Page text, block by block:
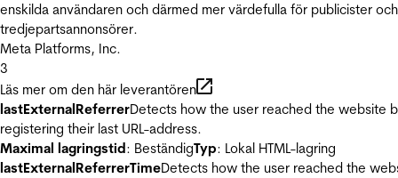
enskilda användaren och därmed mer värdefulla för publicister och
tredjepartsannonsörer.
Meta Platforms, Inc.
3
Läs mer om den här leverantören
lastExternalReferrerDetects how the user reached the website
registering their last URL-address.
Maximal lagringstid: BeständigTyp: Lokal HTML-lagring
lastExternalReferrerTimeDetects how the user reached the